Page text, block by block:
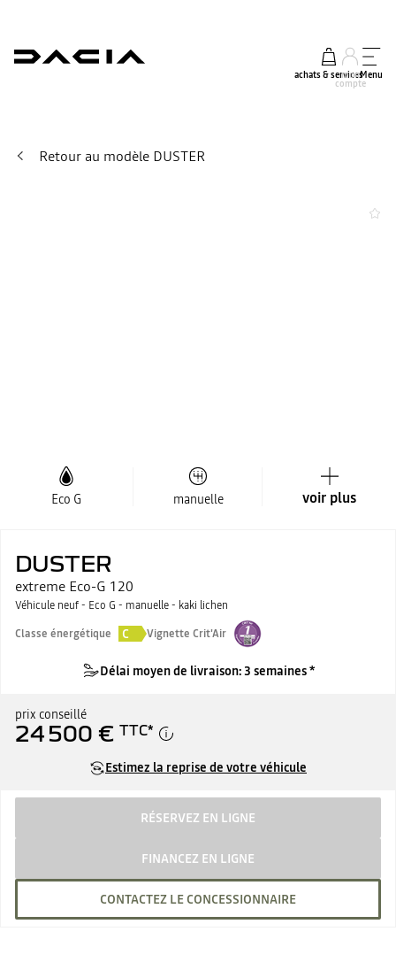
achats & services
mon
compte
Menu
Retour au modèle DUSTER
Eco G manuelle voir plus
DUSTER
extreme Eco-G 120
Véhicule neuf - Eco G - manuelle - kaki lichen
Classe énergétique
C Vignette Crit'Air
Délai moyen de livraison: 3 semaines *
prix conseillé
24 500 € TTC*
Estimez la reprise de votre véhicule
RÉSERVEZ EN LIGNE
FINANCEZ EN LIGNE
CONTACTEZ LE CONCESSIONNAIRE